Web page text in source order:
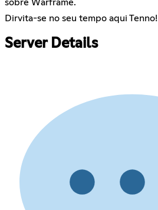
sobre Warframe.
Dirvita-se no seu tempo aqui Tenno!
Server Details